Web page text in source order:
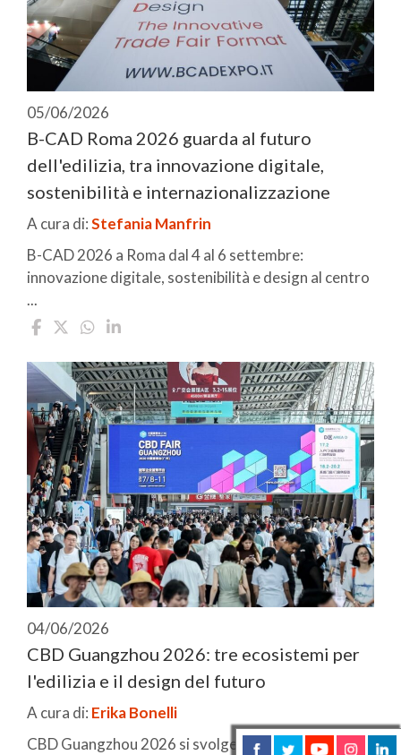
05/06/2026
B-CAD Roma 2026 guarda al futuro
dell'edilizia, tra innovazione digitale,
sostenibilità e internazionalizzazione
A cura di:Stefania Manfrin
B-CAD 2026 a Roma dal 4 al 6 settembre:
innovazione digitale, sostenibilità e design al centro
...
04/06/2026
CBD Guangzhou 2026: tre ecosistemi per
l'edilizia e il design del futuro
A cura di: Erika Bonelli
CBD Guangzhou 2026 si svolge dall'8 all'11 luglio: